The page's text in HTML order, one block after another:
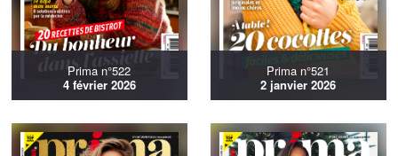
Prima n°522
4 février 2026
Prima n°521
2 janvier 2026